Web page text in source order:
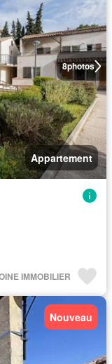
8photos
Appartement
IMMOBILIER
Nouveau